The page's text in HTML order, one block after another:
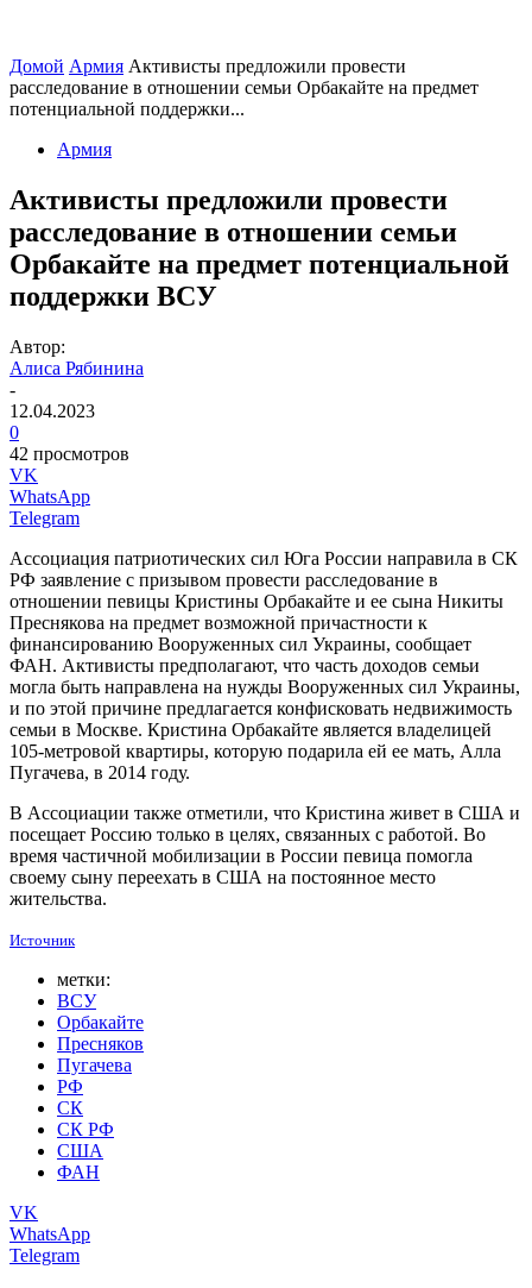
Домой Армия Активисты предложили провести
расследование в отношении семьи Орбакайте на предмет
потенциальной поддержки...
Армия
Активисты предложили провести
расследование в отношении семьи
Орбакайте на предмет потенциальной
поддержки ВСУ
Автор:
Алиса Рябинина
-
12.04.2023
0
42 просмотров
VK
WhatsApp
Telegram
Ассоциация патриотических сил Юга России направила в СК
РФ заявление с призывом провести расследование в
отношении певицы Кристины Орбакайте и ее сына Никиты
Преснякова на предмет возможной причастности к
финансированию Вооруженных сил Украины, сообщает
ФАН. Активисты предполагают, что часть доходов семьи
могла быть направлена на нужды Вооруженных сил Украины,
и по этой причине предлагается конфисковать недвижимость
семьи в Москве. Кристина Орбакайте является владелицей
105-метровой квартиры, которую подарила ей ее мать, Алла
Пугачева, в 2014 году.
В Ассоциации также отметили, что Кристина живет в США и
посещает Россию только в целях, связанных с работой. Во
время частичной мобилизации в России певица помогла
своему сыну переехать в США на постоянное место
жительства.
Источник
метки:
ВСУ
Орбакайте
Пресняков
Пугачева
РФ
СК
СК РФ
США
ФАН
VK
WhatsApp
Telegram